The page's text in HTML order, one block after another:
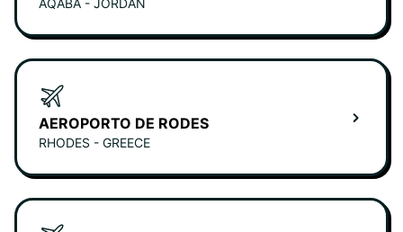
AQABA - JORDAN
AEROPORTO DE RODES
RHODES - GREECE